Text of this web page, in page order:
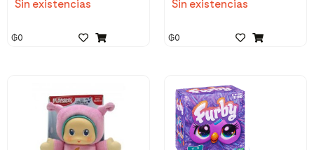
Sin existencias
₲0
Sin existencias
₲0